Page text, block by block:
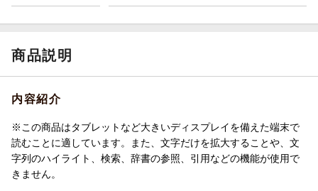
商品説明
内容紹介
※この商品はタブレットなど大きいディスプレイを備えた端末で
読むことに適しています。また、文字だけを拡大することや、文
字列のハイライト、検索、辞書の参照、引用などの機能が使用で
きません。